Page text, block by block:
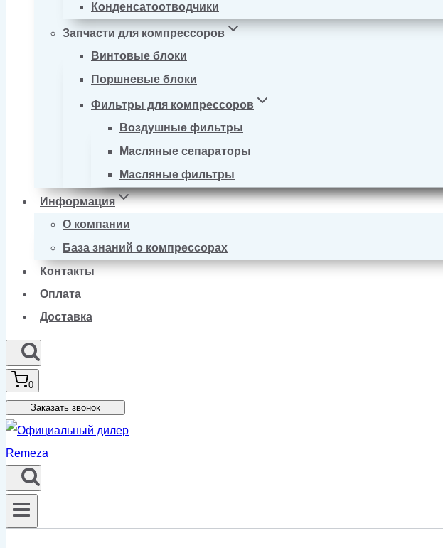
Конденсатоотводчики
Запчасти для компрессоров
Винтовые блоки
Поршневые блоки
Фильтры для компрессоров
Воздушные фильтры
Масляные сепараторы
Масляные фильтры
Информация
О компании
База знаний о компрессорах
Контакты
Оплата
Доставка
0
Заказать звонок